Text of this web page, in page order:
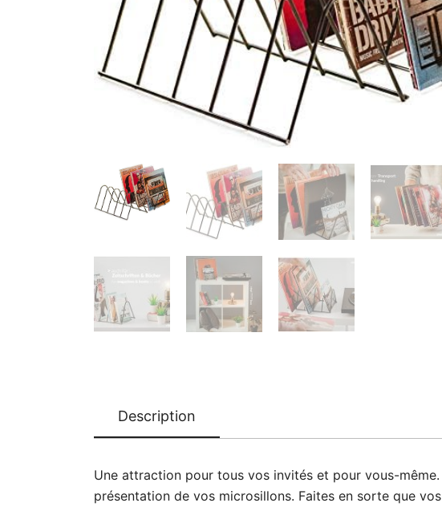
Description
Une attraction pour tous vos invités et pour vous-
présentation de vos microsillons. Faites en sorte que